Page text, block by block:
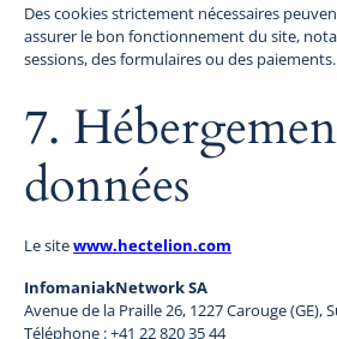
Des cookies strictement nécessaires
assurer le bon fonctionnement du site,
sessions, des formulaires ou des paiements.
7.
données
Le sitewww.hectelion.com
InfomaniakNetwork SA
Avenue de la Praille 26, 1227 Carouge (GE),
Téléphone : +41 22 820 35 44